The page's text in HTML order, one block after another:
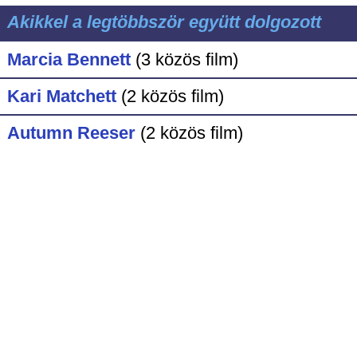
Akikkel a legtöbbször együtt dolgozott
Marcia Bennett (3 közös film)
Kari Matchett (2 közös film)
Autumn Reeser (2 közös film)